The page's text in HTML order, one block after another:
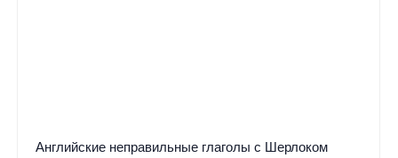
Английские неправильные глаголы с Шерлоком